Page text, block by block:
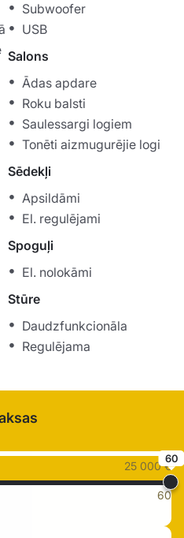
Subwoofer
USB
Salons
Ādas apdare
Roku balsti
Saulessargi logiem
Tonēti aizmugurējie logi
Sēdekļi
Apsildāmi
El. regulējami
Spoguļi
El. nolokāmi
Stūre
Daudzfunkcionāla
Regulējama
25 000 €
60
60